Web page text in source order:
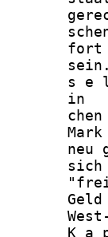
fort
s e
in
chen
Mark
neu
sich
Geld
K a